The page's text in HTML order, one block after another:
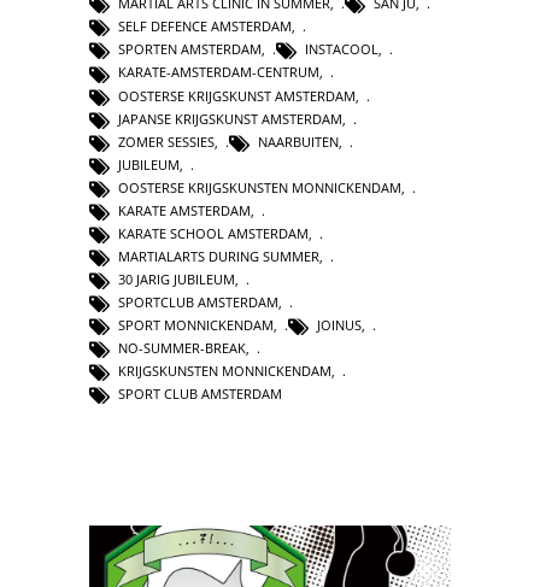
SELF DEFENCE AMSTERDAM,
SPORTEN AMSTERDAM, INSTACOOL,
KARATE-AMSTERDAM-CENTRUM,
OOSTERSE KRIJGSKUNST AMSTERDAM
JAPANSE KRIJGSKUNST AMSTERDAM
ZOMER SESSIES
NAARBUITEN
JUBILEUM
OOSTERSE KRIJGSKUNSTEN MONNICKENDAM
KARATE AMSTERDAM
KARATE SCHOOL AMSTERDAM
MARTIALARTS DURING SUMMER
30 JARIG JUBILEUM,
SPORTCLUB AMSTERDAM,
SPORT MONNICKENDAM, JOINUS,
NO-SUMMER-BREAK,
KRIJGSKUNSTEN MONNICKENDAM,
SPORT CLUB AMSTERDAM